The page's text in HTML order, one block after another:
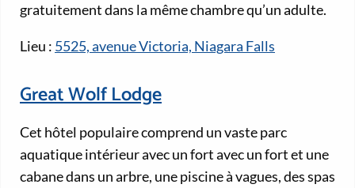
gratuitement dans la même chambre qu’un adulte.
Lieu : 5525, avenue Victoria, Niagara Falls
Great Wolf Lodge
Cet hôtel populaire comprend un vaste parc
aquatique intérieur avec un fort avec un fort et une
cabane dans un arbre, une piscine à vagues, des spas